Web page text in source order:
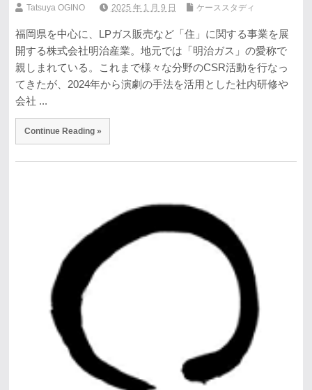
Tatsuya OGINO 2025 年 1 月 9 日 ケーススタディ
福岡県を中心に、LPガス販売など「住」に関する事業を展
開する株式会社明治産業。地元では「明治ガス」の愛称で
親しまれている。これまで様々な分野のCSR活動を行なっ
てきたが、2024年から演劇の手法を活用とした社内研修や
会社 ...
Continue Reading »